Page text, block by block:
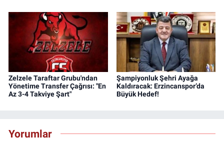
Zelzele Taraftar Grubu'ndan
Yönetime Transfer Çağrısı: "En
Az 3-4 Takviye Şart"
Şampiyonluk Şehri Ayağa
Kaldıracak: Erzincanspor’da
Büyük Hedef!
Yorumlar